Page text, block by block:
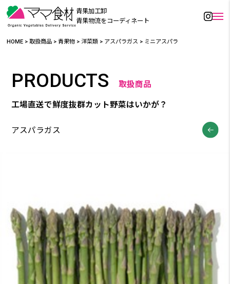
青果加工卸
青果物流をコーディネート
HOME >取扱商品 >青果物 > 洋菜類 > アスパラガス > ミニアスパラ
PRODUCTS 取扱商品
工場直送で鮮度抜群カット野菜はいかが？
アスパラガス